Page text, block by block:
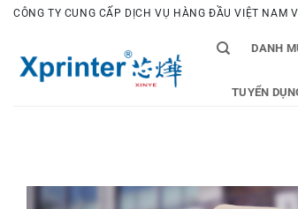
Bỏ
dung
CÔNG TY CUNG CẤP DỊCH VỤ HÀNG ĐẦU VIỆT NAM
DANH
TUYỂN